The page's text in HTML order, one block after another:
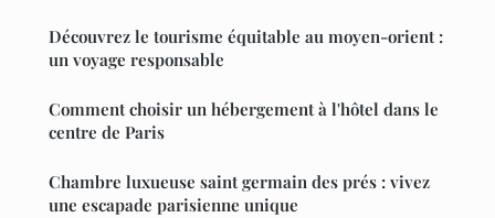
Découvrez le tourisme équitable au moyen-orient :
un voyage responsable
Comment choisir un hébergement à l'hôtel dans le
centre de Paris
Chambre luxueuse saint germain des prés : vivez
une escapade parisienne unique